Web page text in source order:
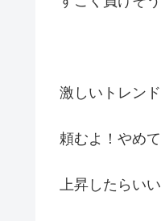
激しいトレン
頼むよ！やめ
上昇したらい